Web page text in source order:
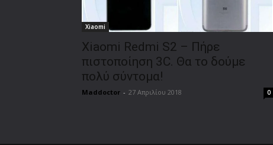
Xiaomi
Xiaomi Redmi S2 – Πήρε
πιστοποίηση 3C. Θα το δούμε
πολύ σύντομα!
Maddoctor - 27 Απριλίου 2018 0